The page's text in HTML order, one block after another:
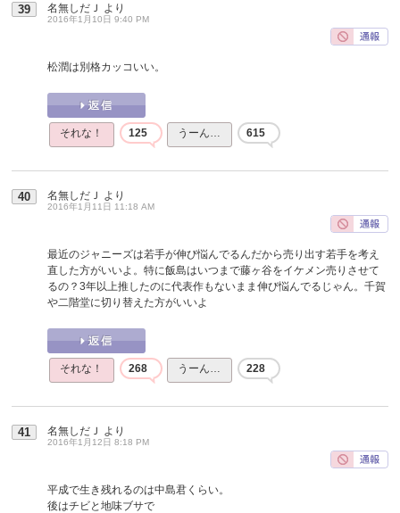
39 名無しだＪ より
2016年1月10日 9:40 PM
松潤は別格カッコいい。
それな！ 125 うーん… 615
40 名無しだＪ より
2016年1月11日 11:18 AM
最近のジャニーズは若手が伸び悩んでるんだから売り出す若手を考え
直した方がいいよ。特に飯島はいつまで藤ヶ谷をイケメン売りさせて
るの？3年以上推したのに代表作もないまま伸び悩んでるじゃん。千賀
や二階堂に切り替えた方がいいよ
それな！ 268 うーん… 228
41 名無しだＪ より
2016年1月12日 8:18 PM
平成で生き残れるのは中島君くらい。
後はチビと地味ブサで